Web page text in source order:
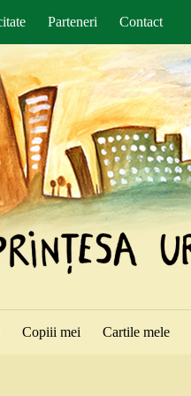
Parteneri Contact
Copiii mei Cartile mele